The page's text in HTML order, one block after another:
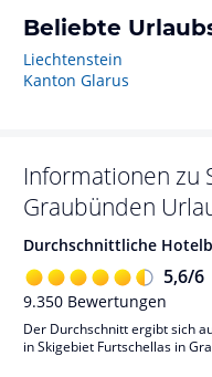
Beliebte
Liechtenstein
Kanton Glarus
Informationen zu
Graubünden
Durchschnittliche
5,6/6
9.350 Bewertungen
Der Durchschnitt ergibt sich
in Skigebiet Furtschellas in